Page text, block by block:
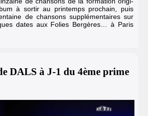
à sortir au prin­temps prochain, puis
de chan­sons supplé­men­taires sur
dates aux Folies Bergè­res… à Paris
DALS à J-1 du 4ème prime